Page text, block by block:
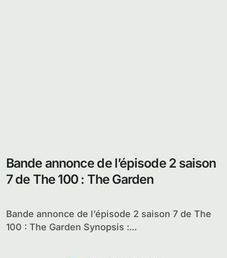
Bande annonce de l’épisode 2 saison
7 de The 100 : The Garden
Bande annonce de l’épisode 2 saison 7 de The
100 : The Garden Synopsis :...